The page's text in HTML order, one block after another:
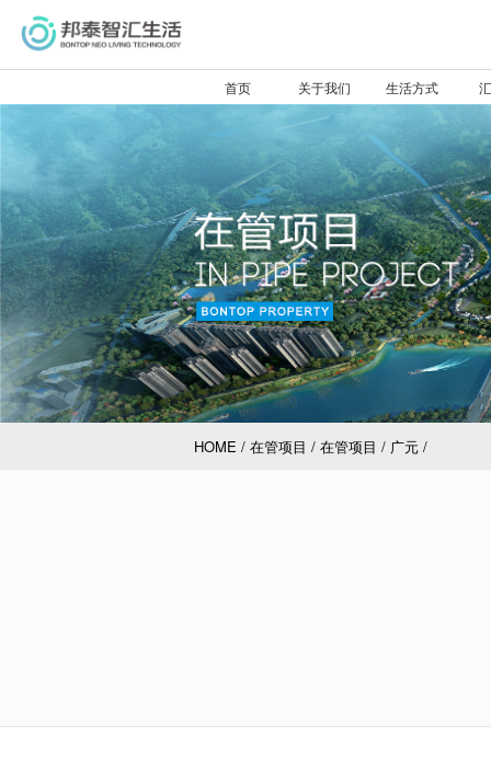
首页 关于我们 生活方式
验
分
前
接
HOME / 在管项目 / 在管项目 / 广元 /